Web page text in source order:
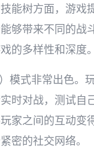
能树方面，游戏
够带来不同的战
的多样性和深度。
模式非常出色。
时对战，测试自
家之间的互动变
密的社交网络。